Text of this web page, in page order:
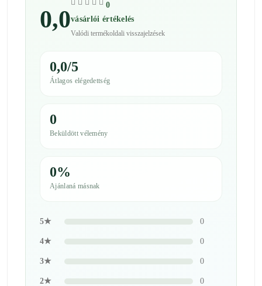
0,0
0
vásárlói értékelés
Valódi termékoldali visszajelzések
0,0/5
Átlagos elégedettség
0
Beküldött vélemény
0%
Ajánlaná másnak
5★ 0
4★ 0
3★ 0
2★ 0